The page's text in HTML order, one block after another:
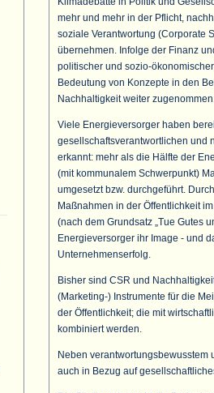
mehr und mehr in der Pflicht,
soziale Verantwortung (Corporate
übernehmen. Infolge der Finanz
politischer und sozio-
Bedeutung von Konzepte in den
Nachhaltigkeit weiter zugenommen.
Viele Energieversorger haben
gesellschaftsverantwortlichen und
erkannt: mehr als die Hälfte der
(mit kommunalem Schwerpunkt)
umgesetzt bzw. durchgeführt.
Maßnahmen in der Öffentlichkeit
(nach dem Grundsatz „Tue Gutes
Energieversorger ihr Image - und
Unternehmenserfolg.
Bisher sind CSR und
(Marketing-) Instrumente für die
der Öffentlichkeit; die mit
kombiniert werden.
Neben verantwortungsbewusstem
auch in Bezug auf